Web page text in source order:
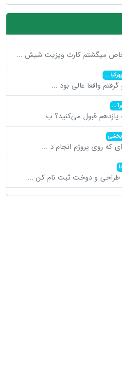
خاص میگشتم کارت ویزیت شیش ...
...
واقعا عالی بود ...
...
یازدهم قبول می‌کنید؟ ب ...
بخشی
که روی پروژم انجام د ...
طراحی و دوخت ثبت نام کن ...